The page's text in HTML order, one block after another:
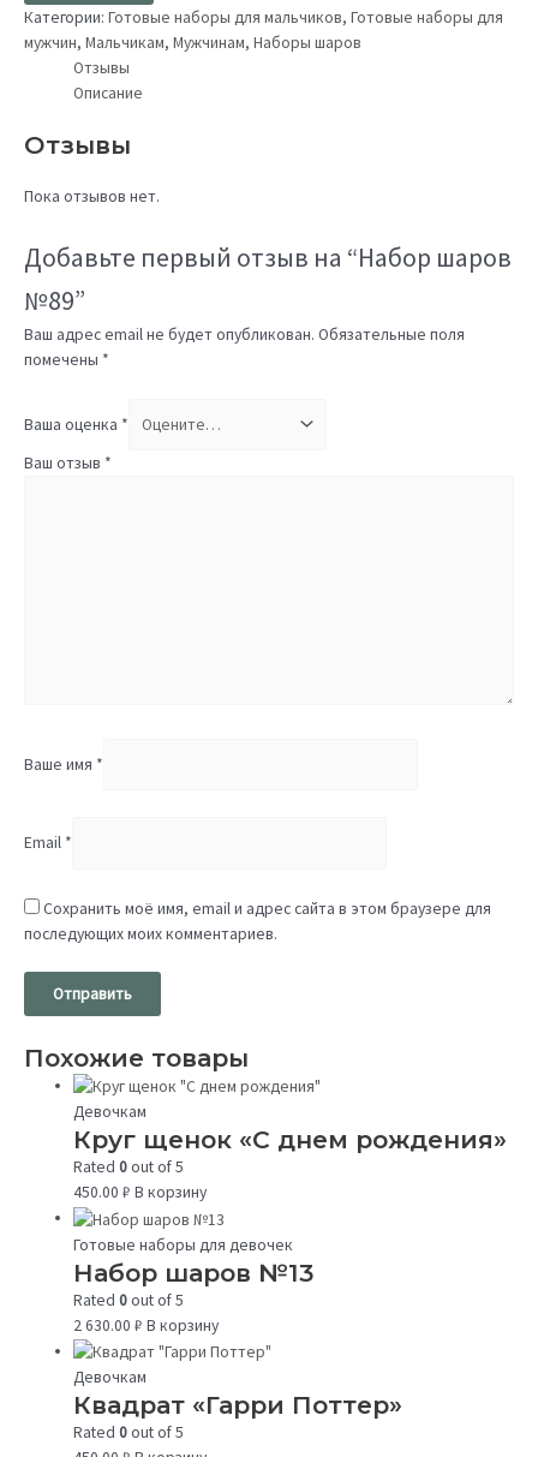
Категории: Готовые наборы для мальчиков, Готовые наборы для
мужчин, Мальчикам, Мужчинам, Наборы шаров
Отзывы
Описание
Отзывы
Пока отзывов нет.
Добавьте первый отзыв на “Набор шаров
№89”
Ваш адрес email не будет опубликован. Обязательные поля
помечены *
Ваша оценка *
Ваш отзыв *
Ваше имя *
Email *
Сохранить моё имя, email и адрес сайта в этом браузере для
последующих моих комментариев.
Похожие товары
Девочкам
Круг щенок «С днем рождения»
Rated0out of 5
450.00₽ В корзину
Готовые наборы для девочек
Набор шаров №13
Rated0out of 5
2 630.00₽ В корзину
Девочкам
Квадрат «Гарри Поттер»
Rated0out of 5